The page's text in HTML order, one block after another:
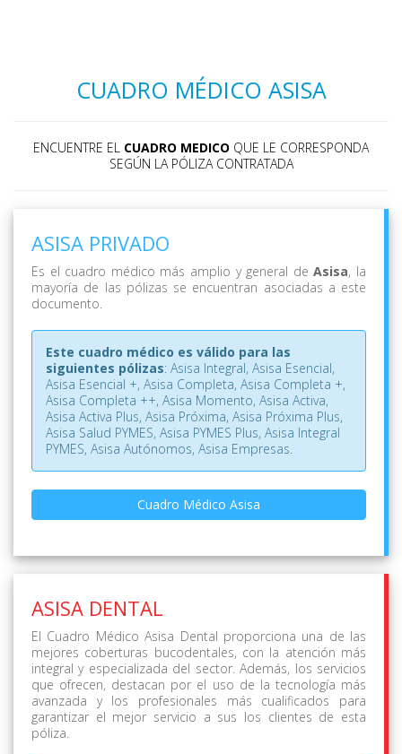
CUADRO MÉDICO ASISA
ENCUENTRE EL CUADRO MEDICO QUE LE CORRESPONDA
SEGÚN LA PÓLIZA CONTRATADA
ASISA PRIVADO
Es el cuadro médico más amplio y general deAsisa, la
mayoría de las pólizas se encuentran asociadas a este
documento.
Este cuadro médico es válido para las
siguientes pólizas: Asisa Integral, Asisa Esencial,
Asisa Esencial +, Asisa Completa, Asisa Completa +,
Asisa Completa ++, Asisa Momento, Asisa Activa,
Asisa Activa Plus, Asisa Próxima, Asisa Próxima Plus,
Asisa Salud PYMES, Asisa PYMES Plus, Asisa Integral
PYMES, Asisa Autónomos, Asisa Empresas.
Cuadro Médico Asisa
ASISA DENTAL
El Cuadro Médico Asisa Dental proporciona una de las
mejores coberturas bucodentales, con la atención más
integral y especializada del sector. Además, los servicios
que ofrecen, destacan por el uso de la tecnología más
avanzada y los profesionales más cualificados para
garantizar el mejor servicio a sus los clientes de esta
póliza.